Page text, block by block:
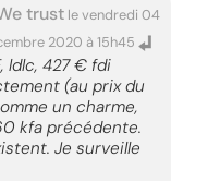
trust le vendredi 04
2020 à 15h45
ldlc, 427 € fdi
(au prix du
un charme,
kfa précédente.
Je surveille